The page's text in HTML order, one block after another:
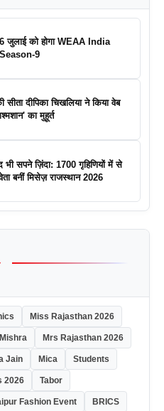
जुलाई को होगा WEAA India
9
सीता दीपिका चिखलिया ने किया वेब
का मुहूर्त
भी सपने ज़िंदा: 1700 गृहिणियों में से
बनीं मिसेज़ राजस्थान 2026
Miss Rajasthan 2026
Mrs Rajasthan 2026
Jain Mica Students
2026 Tabor
Fashion Event BRICS